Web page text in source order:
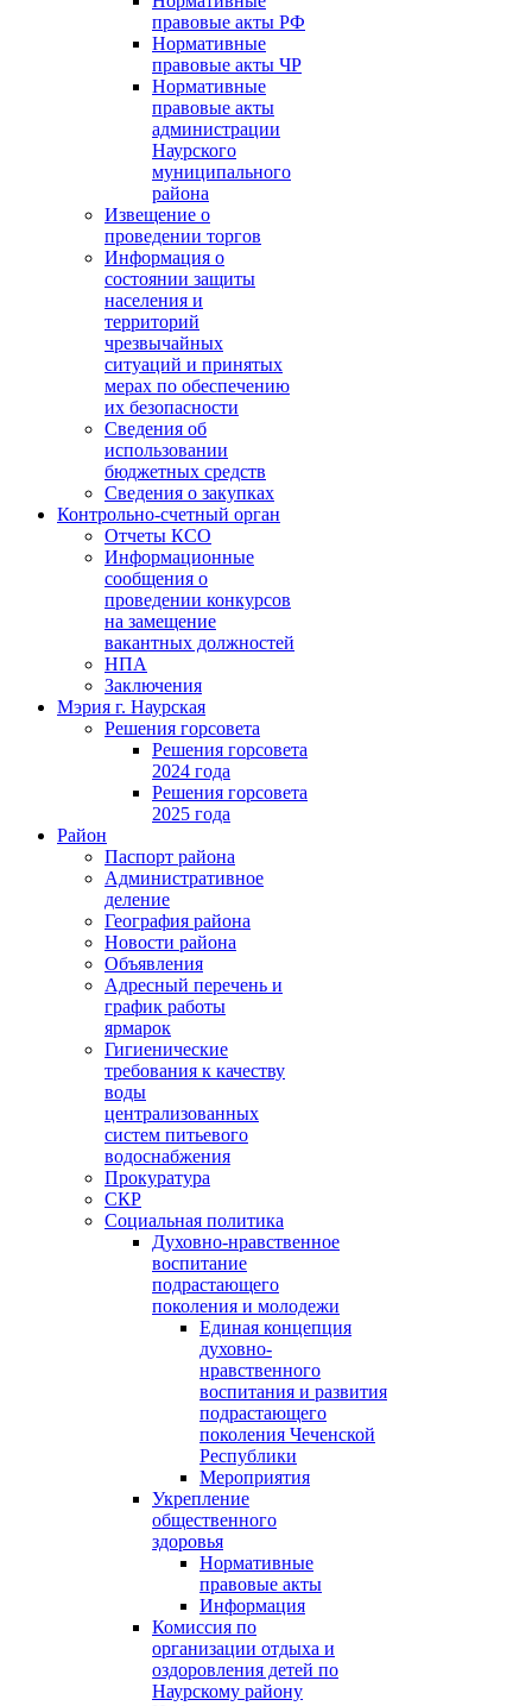
правовые акты РФ
Нормативные
правовые акты ЧР
Нормативные
правовые акты
администрации
Наурского
муниципального
района
Извещение о
проведении торгов
Информация о
состоянии защиты
населения и
территорий
чрезвычайных
ситуаций и принятых
мерах по обеспечению
их безопасности
Сведения об
использовании
бюджетных средств
Сведения о закупках
Контрольно-счетный орган
Отчеты КСО
Информационные
сообщения о
проведении конкурсов
на замещение
вакантных должностей
НПА
Заключения
Мэрия г. Наурская
Решения горсовета
Решения горсовета
2024 года
Решения горсовета
2025 года
Район
Паспорт района
Административное
деление
География района
Новости района
Объявления
Адресный перечень и
график работы
ярмарок
Гигиенические
требования к качеству
воды
централизованных
систем питьевого
водоснабжения
Прокуратура
СКР
Социальная политика
Духовно-нравственное
воспитание
подрастающего
поколения и молодежи
Единая концепция
духовно-
нравственного
воспитания и развития
подрастающего
поколения Чеченской
Республики
Мероприятия
Укрепление
общественного
здоровья
Нормативные
правовые акты
Информация
Комиссия по
организации отдыха и
оздоровления детей по
Наурскому району